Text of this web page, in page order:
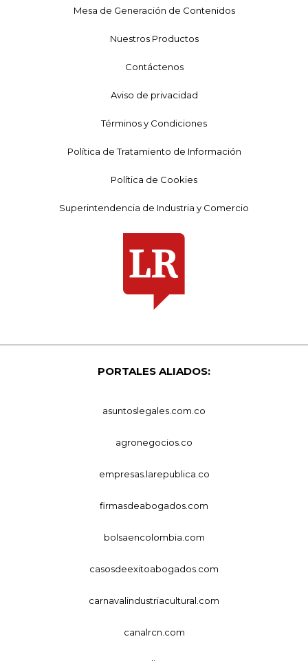
Mesa de Generación de Contenidos
Nuestros Productos
Contáctenos
Aviso de privacidad
Términos y Condiciones
Política de Tratamiento de Información
Política de Cookies
Superintendencia de Industria y Comercio
PORTALES ALIADOS:
asuntoslegales.com.co
agronegocios.co
empresas.larepublica.co
firmasdeabogados.com
bolsaencolombia.com
casosdeexitoabogados.com
carnavalindustriacultural.com
canalrcn.com